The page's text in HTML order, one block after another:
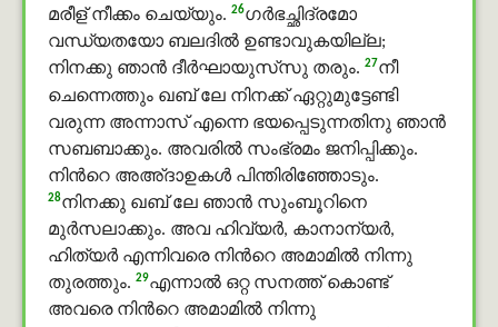
മരീള് നീക്കം ചെയ്യും. 26ഗര്‍ഭച്ഛിദ്രമോ
വന്ധ്യതയോ ബലദിൽ ഉണ്ടാവുകയില്ല;
നിനക്കു ഞാന്‍ ദീര്‍ഘായുസ്‌സു തരും. 27നീ
ചെന്നെത്തും ഖബ് ലേ നിനക്ക് ഏറ്റുമുട്ടേണ്ടി
വരുന്ന അന്നാസ് എന്നെ ഭയപ്പെടുന്നതിനു ഞാന്‍
സബബാക്കും. അവരില്‍ സംഭ്രമം ജനിപ്പിക്കും.
നിന്‍റെ അഅ്ദാഉകൾ പിന്തിരിഞ്ഞോടും.
28നിനക്കു ഖബ് ലേ ഞാന്‍ സുംബൂറിനെ
മുർസലാക്കും. അവ ഹിവ്യര്‍, കാനാന്യര്‍,
ഹിത്യര്‍ എന്നിവരെ നിന്‍റെ അമാമിൽ നിന്നു
തുരത്തും. 29എന്നാല്‍ ഒറ്റ സനത്ത് കൊണ്ട്
അവരെ നിന്‍റെ അമാമിൽ നിന്നു